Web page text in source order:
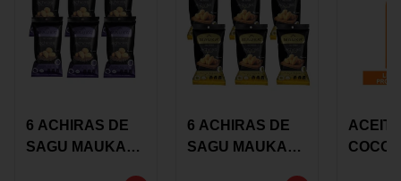
6 ACHIRAS DE
SAGU MAUKA
6 ACHIRAS DE
SAGU MAUKA
COCO